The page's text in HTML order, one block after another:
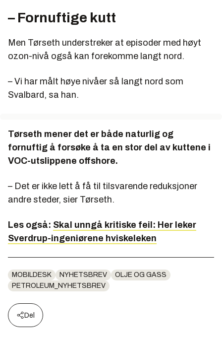
– Fornuftige kutt
Men Tørseth understreker at episoder med høyt
ozon-nivå også kan forekomme langt nord.
– Vi har målt høye nivåer så langt nord som
Svalbard, sa han.
Tørseth mener det er både naturlig og
fornuftig å forsøke å ta en stor del av kuttene i
VOC-utslippene offshore.
– Det er ikke lett å få til tilsvarende reduksjoner
andre steder, sier Tørseth.
Les også: Skal unngå kritiske feil: Her leker
Sverdrup-ingeniørene hviskeleken
MOBILDESK NYHETSBREV
OLJE OG GASS
PETROLEUM_NYHETSBREV
Del